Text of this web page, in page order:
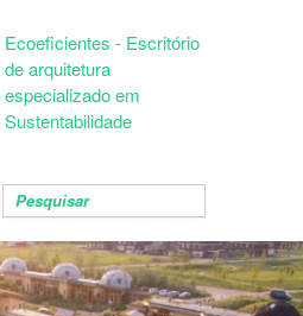
Ecoeficientes - Escritório
de arquitetura
especializado em
Sustentabilidade